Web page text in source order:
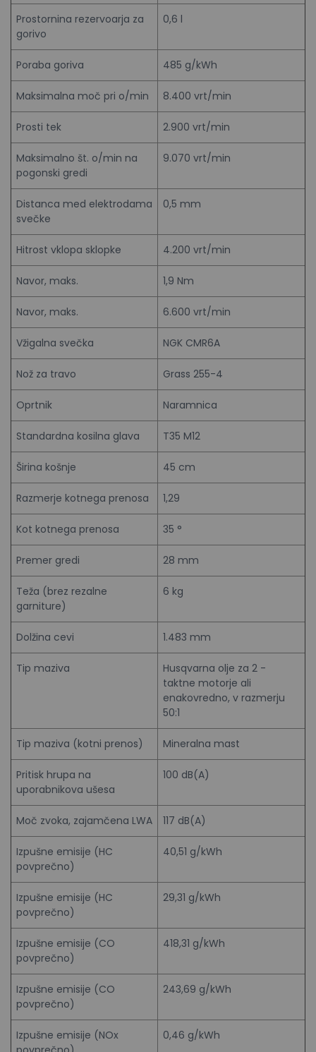
Prostornina rezervoarja za
gorivo
0,6 l
Poraba goriva 485 g/kWh
Maksimalna moč pri o/min 8.400 vrt/min
Prosti tek 2.900 vrt/min
Maksimalno št. o/min na
pogonski gredi
9.070 vrt/min
Distanca med elektrodama
svečke
0,5 mm
Hitrost vklopa sklopke 4.200 vrt/min
Navor, maks. 1,9 Nm
Navor, maks. 6.600 vrt/min
Vžigalna svečka NGK CMR6A
Nož za travo Grass 255-4
Oprtnik Naramnica
Standardna kosilna glava T35 M12
Širina košnje 45 cm
Razmerje kotnega prenosa 1,29
Kot kotnega prenosa 35 °
Premer gredi 28 mm
Teža (brez rezalne
garniture)
6 kg
Dolžina cevi 1.483 mm
Tip maziva
Husqvarna olje za 2 -
taktne motorje ali
enakovredno, v razmerju
50:1
Tip maziva (kotni prenos) Mineralna mast
Pritisk hrupa na
uporabnikova ušesa
100 dB(A)
Moč zvoka, zajamčena LWA 117 dB(A)
Izpušne emisije (HC
povprečno)
40,51 g/kWh
Izpušne emisije (HC
povprečno)
29,31 g/kWh
Izpušne emisije (CO
povprečno)
418,31 g/kWh
Izpušne emisije (CO
povprečno)
243,69 g/kWh
Izpušne emisije (NOx
0,46 g/kWh